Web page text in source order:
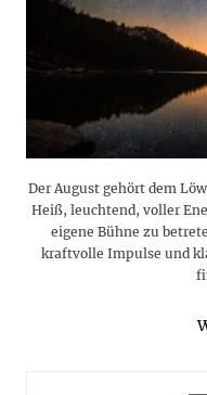
Der August gehört dem
Heiß, leuchtend, voller
eigene Bühne zu
kraftvolle Impulse und